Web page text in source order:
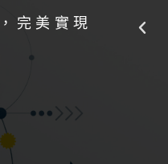
完美實現